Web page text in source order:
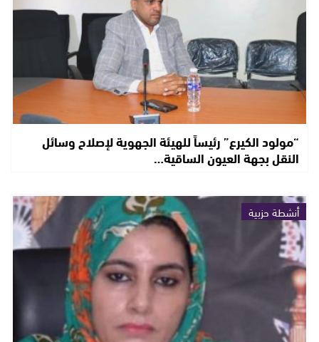
“مولود الكيرع” رئيساً للهيئة الجهوية لإصلاح وسائل
النقل بجهة العيون الساقية…
أنشطة حزبية